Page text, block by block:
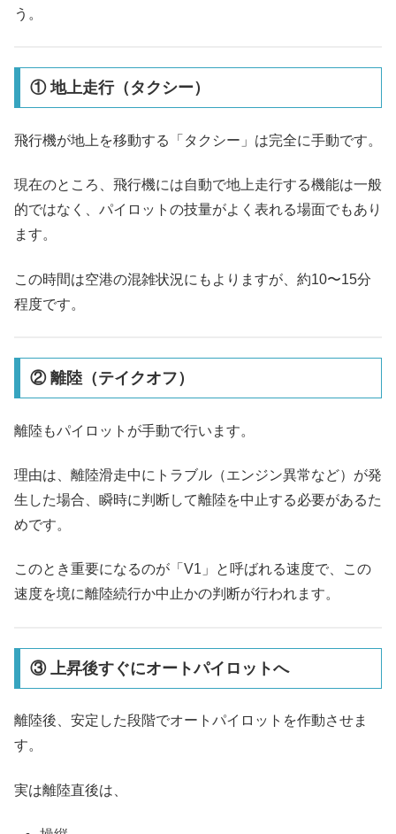
う。
① 地上走行（タクシー）
飛行機が地上を移動する「タクシー」は完全に手動です。
現在のところ、飛行機には自動で地上走行する機能は一般
的ではなく、パイロットの技量がよく表れる場面でもあり
ます。
この時間は空港の混雑状況にもよりますが、約10〜15分
程度です。
② 離陸（テイクオフ）
離陸もパイロットが手動で行います。
理由は、離陸滑走中にトラブル（エンジン異常など）が発
生した場合、瞬時に判断して離陸を中止する必要があるた
めです。
このとき重要になるのが「V1」と呼ばれる速度で、この
速度を境に離陸続行か中止かの判断が行われます。
③ 上昇後すぐにオートパイロットへ
離陸後、安定した段階でオートパイロットを作動させま
す。
実は離陸直後は、